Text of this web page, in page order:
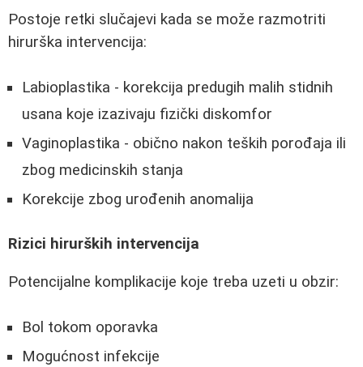
Postoje retki slučajevi kada se može razmotriti
hirurška intervencija:
Labioplastika - korekcija predugih malih stidnih
usana koje izazivaju fizički diskomfor
Vaginoplastika - obično nakon teških porođaja ili
zbog medicinskih stanja
Korekcije zbog urođenih anomalija
Rizici hirurških intervencija
Potencijalne komplikacije koje treba uzeti u obzir:
Bol tokom oporavka
Mogućnost infekcije